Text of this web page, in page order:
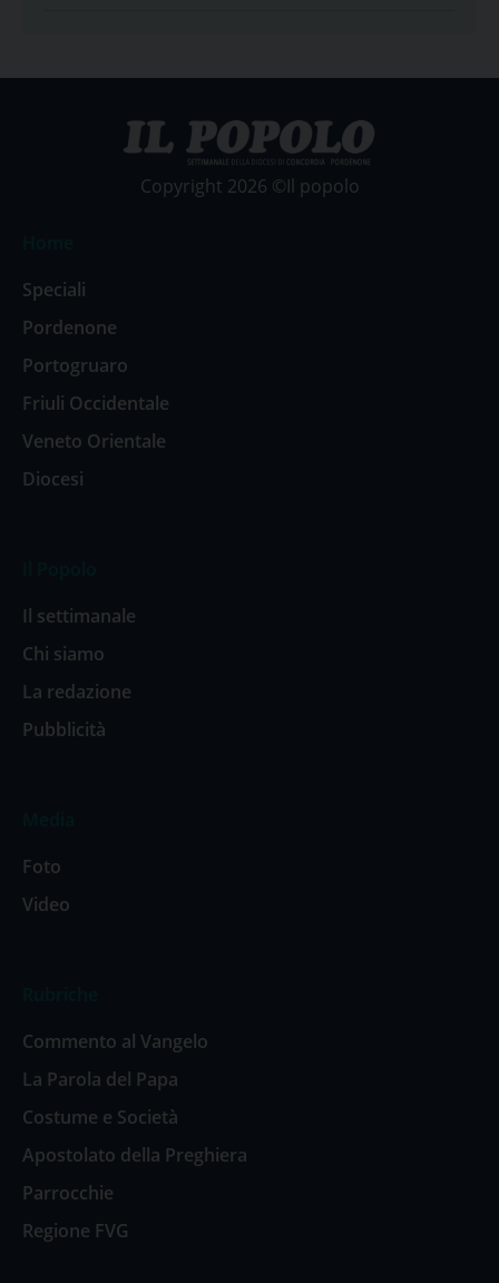
Copyright 2026 ©Il popolo
Speciali
Pordenone
Portogruaro
Friuli Occidentale
Veneto Orientale
Diocesi
Il settimanale
Chi siamo
La redazione
Pubblicità
Foto
Video
Commento al Vangelo
La Parola del Papa
Costume e Società
Apostolato della Preghiera
Parrocchie
Regione FVG